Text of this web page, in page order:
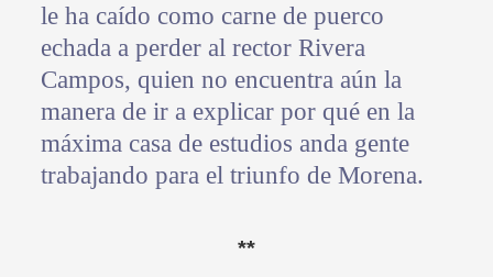
le ha caído como carne de puerco
echada a perder al rector Rivera
Campos, quien no encuentra aún la
manera de ir a explicar por qué en la
máxima casa de estudios anda gente
trabajando para el triunfo de Morena.
**